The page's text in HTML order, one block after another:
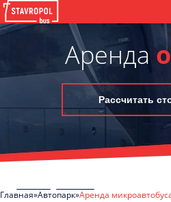
Аренда
Рассчитать
Главная Автопарк Аренда